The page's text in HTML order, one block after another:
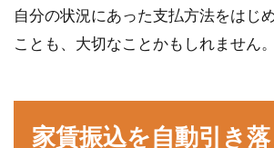
自分の状況にあった支払方法をはじ
ことも、大切なことかもしれません。
家賃振込を自動引き